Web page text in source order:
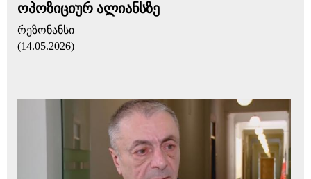
ოპოზიციურ ალიანსზე
რეზონანსი
(14.05.2026)